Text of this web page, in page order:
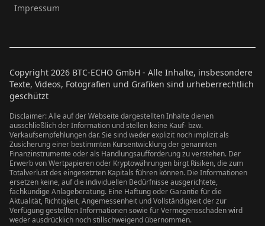
Impressum
Copyright 2026 BTC-ECHO GmbH - Alle Inhalte, insbesondere
Texte, Videos, Fotografien und Grafiken sind urheberrechtlich
geschützt
Disclaimer: Alle auf der Webseite dargestellten Inhalte dienen
ausschließlich der Information und stellen keine Kauf- bzw.
Verkaufsempfehlungen dar. Sie sind weder explizit noch implizit als
Zusicherung einer bestimmten Kursentwicklung der genannten
Finanzinstrumente oder als Handlungsaufforderung zu verstehen. Der
Erwerb von Wertpapieren oder Kryptowährungen birgt Risiken, die zum
Totalverlust des eingesetzten Kapitals führen können. Die Informationen
ersetzen keine, auf die individuellen Bedürfnisse ausgerichtete,
fachkundige Anlageberatung. Eine Haftung oder Garantie für die
Aktualität, Richtigkeit, Angemessenheit und Vollständigkeit der zur
Verfügung gestellten Informationen sowie für Vermögensschäden wird
weder ausdrücklich noch stillschweigend übernommen.